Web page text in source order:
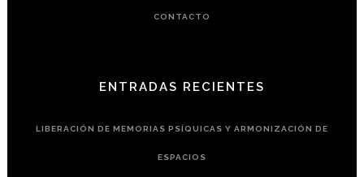
CONTACTO
ENTRADAS RECIENTES
LIBERACIÓN DE MEMORIAS PSÍQUICAS Y ARMONIZACIÓN DE
ESPACIOS